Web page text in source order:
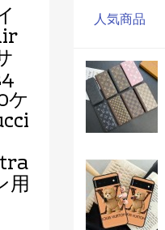
用
人気商品